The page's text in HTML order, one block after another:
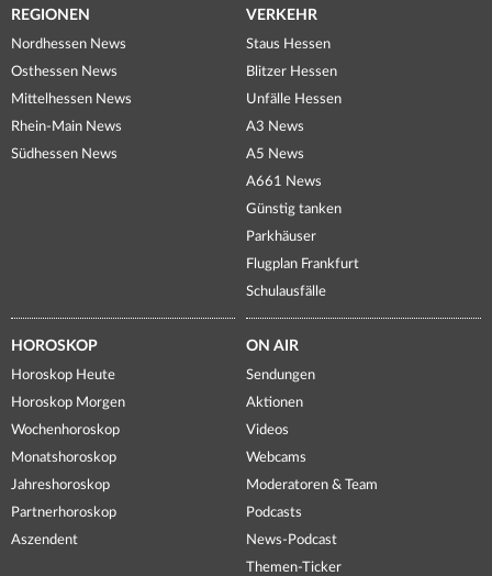
REGIONEN
Nordhessen News
Osthessen News
Mittelhessen News
Rhein-Main News
Südhessen News
VERKEHR
Staus Hessen
Blitzer Hessen
Unfälle Hessen
A3 News
A5 News
A661 News
Günstig tanken
Parkhäuser
Flugplan Frankfurt
Schulausfälle
HOROSKOP
Horoskop Heute
Horoskop Morgen
Wochenhoroskop
Monatshoroskop
Jahreshoroskop
Partnerhoroskop
Aszendent
ON AIR
Sendungen
Aktionen
Videos
Webcams
Moderatoren & Team
Podcasts
News-Podcast
Themen-Ticker